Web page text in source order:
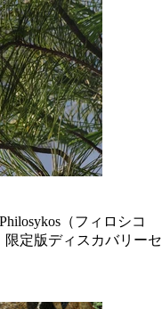
（フィロシコ
定版ディスカバリーセ